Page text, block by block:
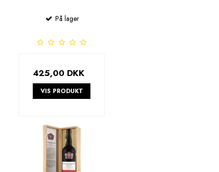
På lager
425,00 DKK
VIS PRODUKT